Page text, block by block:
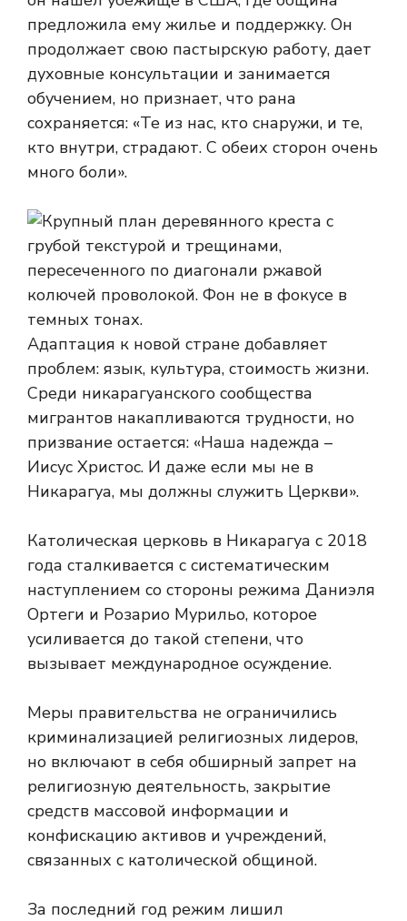
предложила ему жилье и поддержку. Он
продолжает свою пастырскую работу, дает
духовные консультации и занимается
обучением, но признает, что рана
сохраняется: «Те из нас, кто снаружи, и те,
кто внутри, страдают. С обеих сторон очень
много боли».
Адаптация к новой стране добавляет
проблем: язык, культура, стоимость жизни.
Среди никарагуанского сообщества
мигрантов накапливаются трудности, но
призвание остается: «Наша надежда –
Иисус Христос. И даже если мы не в
Никарагуа, мы должны служить Церкви».
Католическая церковь в Никарагуа с 2018
года сталкивается с систематическим
наступлением со стороны режима Даниэля
Ортеги и Розарио Мурильо, которое
усиливается до такой степени, что
вызывает международное осуждение.
Меры правительства не ограничились
криминализацией религиозных лидеров,
но включают в себя обширный запрет на
религиозную деятельность, закрытие
средств массовой информации и
конфискацию активов и учреждений,
связанных с католической общиной.
За последний год режим лишил